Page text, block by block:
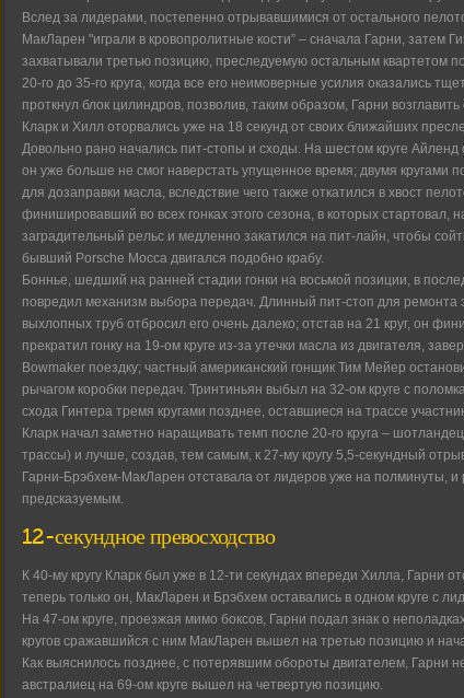
Вслед за лидерами, постепенно отрывавшимися от остального
МакЛарен "играли в кровопролитные кости” – сначала Гарни, затем
захватывали третью позицию, преследуемую остальным квартетом
20-го до 35-го круга, когда все его неимоверные усилия оказались
проткнул блок цилиндров, позволив, таким образом, Гарни
Кларк и Хилл оторвались уже на 18 секунд от своих ближайших
Довольно рано начались пит-стопы и сходы. На шестом круге Айленд
он уже больше не смог наверстать упущенное время; двумя кругами
для дозаправки масла, вследствие чего также откатился в хвост
финишировавший во всех гонках этого сезона, в которых стартовал,
заградительный рельс и медленно закатился на пит-лайн, чтобы
бывший Porsche Мосса двигался подобно крабу.
Боннье, шедший на ранней стадии гонки на восьмой позиции, в
повредил механизм выбора передач. Длинный пит-стоп для ремонта
выхлопных труб отбросил его очень далеко; отстав на 21 круг, он
прекратил гонку на 19-ом круге из-за утечки масла из двигателя,
Bowmaker поездку; частный американский гонщик Тим Мейер
рычагом коробки передач. Тринтиньян выбыл на 32-ом круге с
схода Гинтера тремя кругами позднее, оставшиеся на трассе
Кларк начал заметно наращивать темп после 20-го круга –
трассы) и лучше, создав, тем самым, к 27-му кругу 5,5-секундный
Гарни-Брэбхем-МакЛарен отставала от лидеров уже на полминуты, и
предсказуемым.
12-секундное превосходство
К 40-му кругу Кларк был уже в 12-ти секундах впереди Хилла, Гарни
теперь только он, МакЛарен и Брэбхем оставались в одном круге с
На 47-ом круге, проезжая мимо боксов, Гарни подал знак о
кругов сражавшийся с ним МакЛарен вышел на третью позицию и
Как выяснилось позднее, с потерявшим обороты двигателем, Гарни
австралиец на 69-ом круге вышел на четвертую позицию.